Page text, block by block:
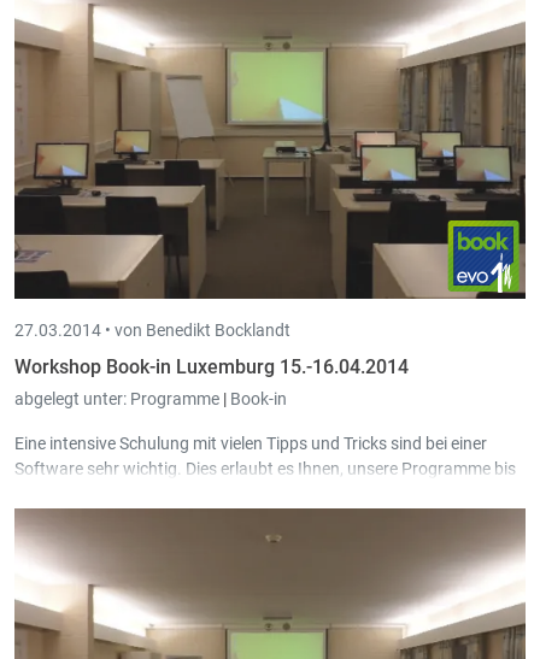
Modernisierung von Mehrwertsteuerkontrollen in Luxemburg.
27.03.2014 • von Benedikt Bocklandt
Workshop Book-in Luxemburg 15.-16.04.2014
abgelegt unter: Programme | Book-in
Eine intensive Schulung mit vielen Tipps und Tricks sind bei einer
Software sehr wichtig. Dies erlaubt es Ihnen, unsere Programme bis
Am 15. und 16. April 2014 findet im Schulungsraum von Intec in
Sankt Vith ein Book-in Luxemburg Workshop in deutscher Sprache
statt. Jeder Teilnehmer arbeitet an einem eigenen PC.